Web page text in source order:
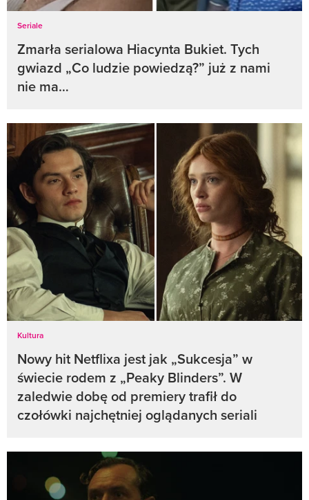
Seriale
Zmarła serialowa Hiacynta Bukiet. Tych
gwiazd „Co ludzie powiedzą?” już z nami
nie ma…
Kultura
Nowy hit Netflixa jest jak „Sukcesja” w
świecie rodem z „Peaky Blinders”. W
zaledwie dobę od premiery trafił do
czołówki najchętniej oglądanych seriali